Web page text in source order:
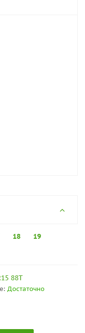
18 19
88T
Достаточно